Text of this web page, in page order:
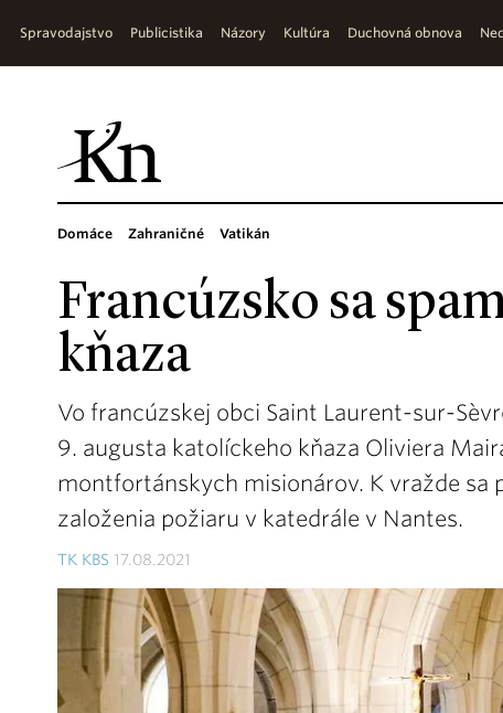
Spravodajstvo Publicistika Názory Kultúra Duchovná obnova
Domáce Zahraničné Vatikán
Francúzsko sa
kňaza
Vo francúzskej obci Saint Laurent-sur-
9. augusta katolíckeho kňaza Oliviera
montfortánskych misionárov. K vražde
založenia požiaru v katedrále v Nantes.
TK KBS 17.08.2021